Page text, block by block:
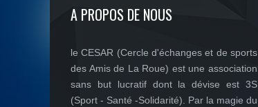
A PROPOS DE NOUS
le CESAR (Cercle d'échanges et de sports
des Amis de La Roue) est une association
sans but lucratif dont la dévise est 3S
(Sport - Santé -Solidarité). Par la magie du